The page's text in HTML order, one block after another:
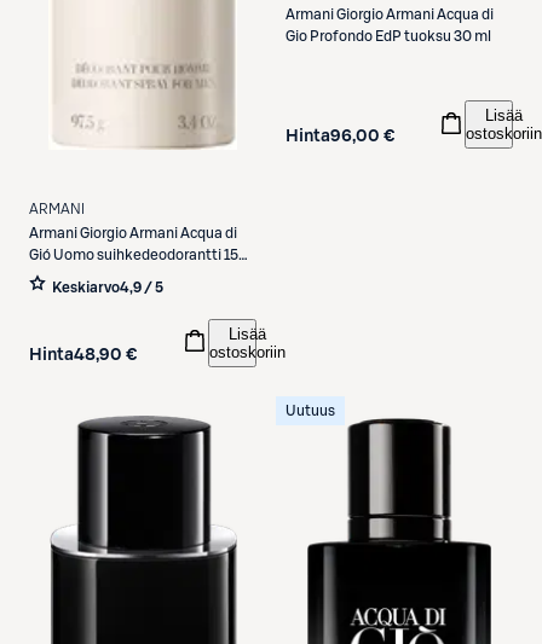
ARMANI
ArmaniGiorgio Armani Acqua di
Gió Uomo suihkedeodorantti 150
ml
Keskiarvo4,9 / 5
Hinta48,90 €
Lisää
ostoskoriin
ArmaniGiorgio Armani Acqua di
Gio Profondo EdP tuoksu 30 ml
Hinta96,00 €
Lisää
ostoskoriin
Uutuus